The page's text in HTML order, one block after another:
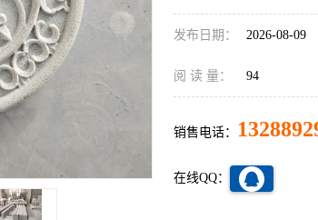
发布日期： 2026-08-09
阅 读 量： 94
销售电话：
在线QQ：